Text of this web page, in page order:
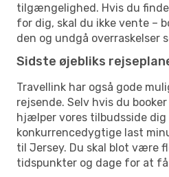
tilgængelighed. Hvis du
for dig, skal du ikke vente –
den og undgå overraskelser
Sidste øjebliks
Travellink har også gode
rejsende. Selv hvis du
hjælper vores tilbudsside dig
konkurrencedygtige last
til Jersey. Du skal blot være
tidspunkter og dage for at